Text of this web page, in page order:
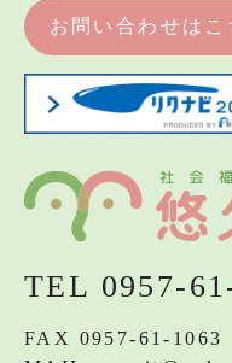
お問い合わせはこ
TEL 0957-
FAX 0957-61-1063